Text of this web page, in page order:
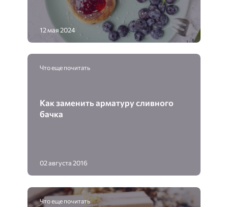
12 мая 2024
Что еще почитать
Как заменить арматуру сливного
бачка
02 августа 2016
Что еще почитать